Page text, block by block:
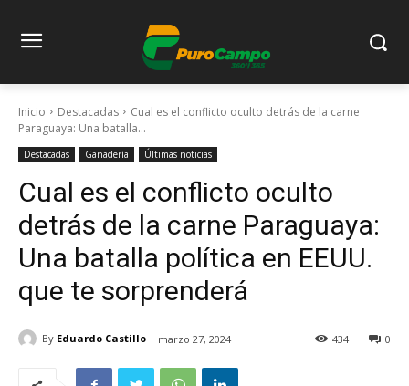
Inicio Destacadas
Cual es el conflicto oculto detrás de la carne
Paraguaya: Una batalla...
Destacadas Ganadería Últimas noticias
Cual es el conflicto oculto
detrás de la carne Paraguaya:
Una batalla política en EEUU.
que te sorprenderá
By Eduardo Castillo marzo 27, 2024 0
434